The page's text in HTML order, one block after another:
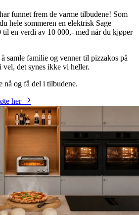
funnet frem de varme tilbudene! Som
hele sommeren en elektrisk Sage
en verdi av 10 000,- med når du kjøper
samle familie og venner til pizzakos på
det synes ikke vi heller.
nå og få del i tilbudene.
her